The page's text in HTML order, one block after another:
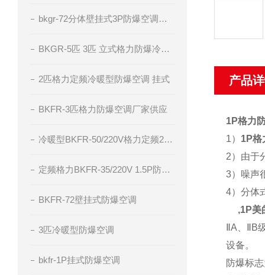
bkgr-72分体壁挂式3P防爆空调器IIC级粉尘防爆
BKGR-5匹 3匹 立式格力防爆冷暖型空调
2匹格力定频冷暖型防爆空调 挂式
BKFR-3匹格力防爆空调厂家供应
冷暖型BKFR-50/220V格力定频2匹防爆空调
定频格力BKFR-35/220V 1.5P防爆空调
BKFR-72壁挂式防爆空调
3匹冷暖型防爆空调
bkfr-1P挂式防爆空调
产品
1P格力
1） 1P格
2）由于
3）噪声
4）分体
,1P美
ⅡA、
设备。
防爆标